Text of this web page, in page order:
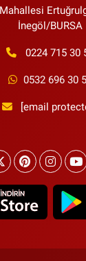
İnegöl/BURSA
0224 715 30
0532 696 30
[email